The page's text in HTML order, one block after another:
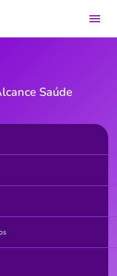
Saúde